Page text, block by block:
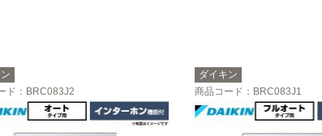
ド ：BRC083J2
ダイキン
商品コード ：BRC083J1